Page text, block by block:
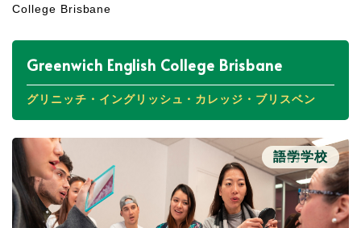
College Brisbane
Greenwich English College Brisbane
グリニッチ・イングリッシュ・カレッジ・ブリスベン
専門学校
語学学校